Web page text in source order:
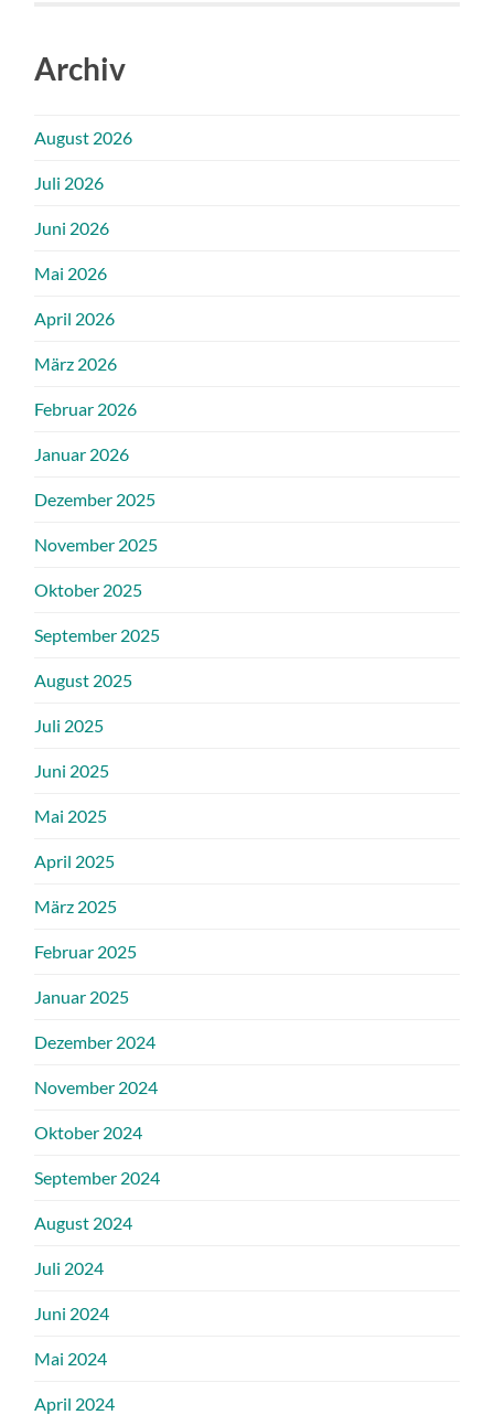
Archiv
August 2026
Juli 2026
Juni 2026
Mai 2026
April 2026
März 2026
Februar 2026
Januar 2026
Dezember 2025
November 2025
Oktober 2025
September 2025
August 2025
Juli 2025
Juni 2025
Mai 2025
April 2025
März 2025
Februar 2025
Januar 2025
Dezember 2024
November 2024
Oktober 2024
September 2024
August 2024
Juli 2024
Juni 2024
Mai 2024
April 2024